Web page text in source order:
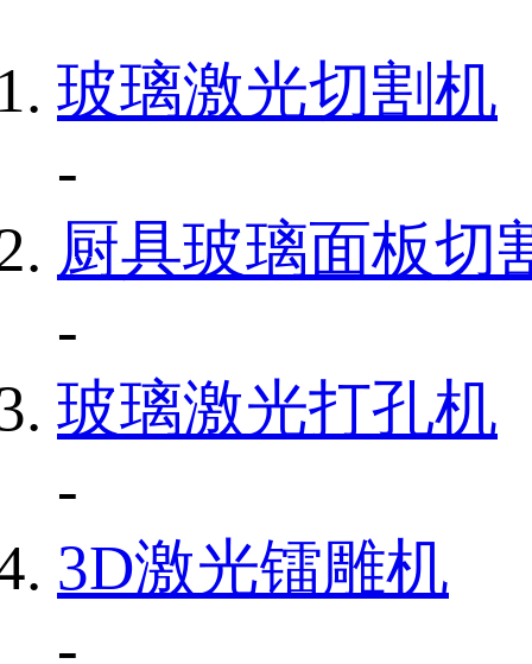
玻璃激光切割机
-
厨具玻璃面板切
-
玻璃激光打孔机
-
3D激光镭雕机
-